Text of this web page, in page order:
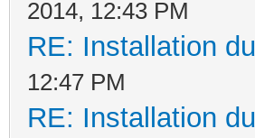
2014, 12:43 PM
RE: Installation
12:47 PM
RE: Installation